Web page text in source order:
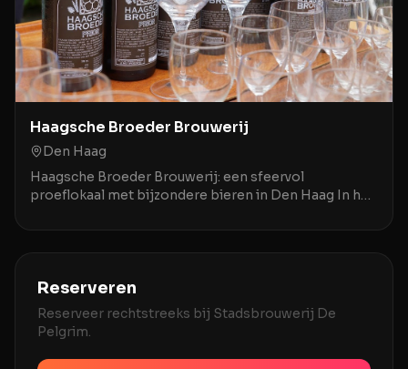
Haagsche Broeder Brouwerij
Den Haag
Haagsche Broeder Brouwerij: een sfeervol
proeflokaal met bijzondere bieren in Den Haag In het
Brouwerij
Reserveren
Reserveer rechtstreeks bij Stadsbrouwerij De
Pelgrim